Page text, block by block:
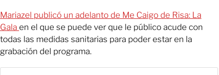
Mariazel publicó un adelanto de Me Caigo de Risa: La
Gala en el que se puede ver que le público acude con
todas las medidas sanitarias para poder estar en la
grabación del programa.